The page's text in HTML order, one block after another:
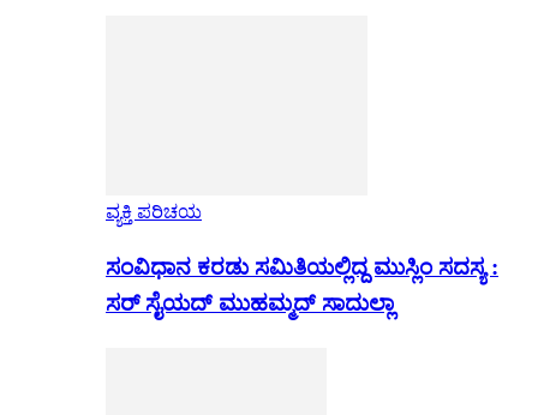
ವ್ಯಕ್ತಿ ಪರಿಚಯ
ಸಂವಿಧಾನ ಕರಡು ಸಮಿತಿಯಲ್ಲಿದ್ದ ಮುಸ್ಲಿಂ ಸದಸ್ಯ :
ಸರ್ ಸೈಯದ್ ಮುಹಮ್ಮದ್ ಸಾದುಲ್ಲಾ